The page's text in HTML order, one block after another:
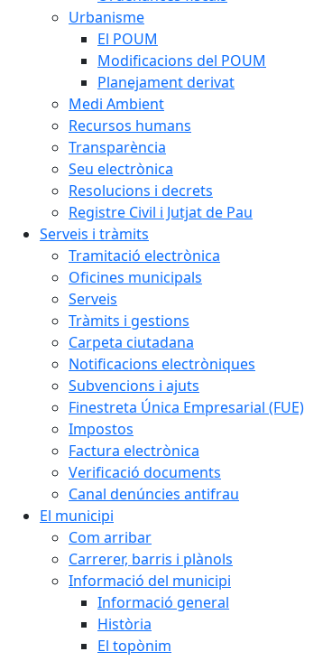
Urbanisme
El POUM
Modificacions del POUM
Planejament derivat
Medi Ambient
Recursos humans
Transparència
Seu electrònica
Resolucions i decrets
Registre Civil i Jutjat de Pau
Serveis i tràmits
Tramitació electrònica
Oficines municipals
Serveis
Tràmits i gestions
Carpeta ciutadana
Notificacions electròniques
Subvencions i ajuts
Finestreta Única Empresarial (FUE)
Impostos
Factura electrònica
Verificació documents
Canal denúncies antifrau
El municipi
Com arribar
Carrerer, barris i plànols
Informació del municipi
Informació general
Història
El topònim